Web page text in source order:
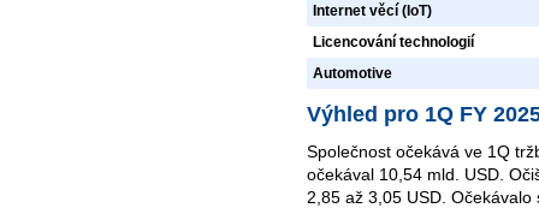
Internet věcí (IoT)
Licencování technologií
Automotive
Výhled pro 1Q FY
Společnost očekává ve 1Q
očekával 10,54 mld. USD.
2,85 až 3,05 USD. Očekávalo